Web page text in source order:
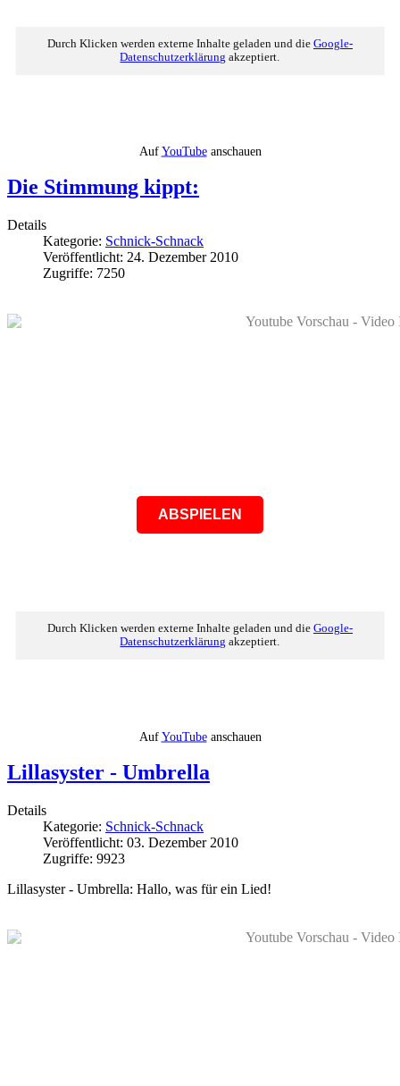
Durch Klicken werden externe Inhalte geladen und die Google-
Datenschutzerklärung akzeptiert.
AufYouTubeanschauen
Die Stimmung kippt:
Details
Kategorie: Schnick-Schnack
Veröffentlicht: 24. Dezember 2010
Zugriffe: 7250
ABSPIELEN
Durch Klicken werden externe Inhalte geladen und die Google-
Datenschutzerklärung akzeptiert.
AufYouTubeanschauen
Lillasyster - Umbrella
Details
Kategorie: Schnick-Schnack
Veröffentlicht: 03. Dezember 2010
Zugriffe: 9923
Lillasyster - Umbrella: Hallo, was für ein Lied!